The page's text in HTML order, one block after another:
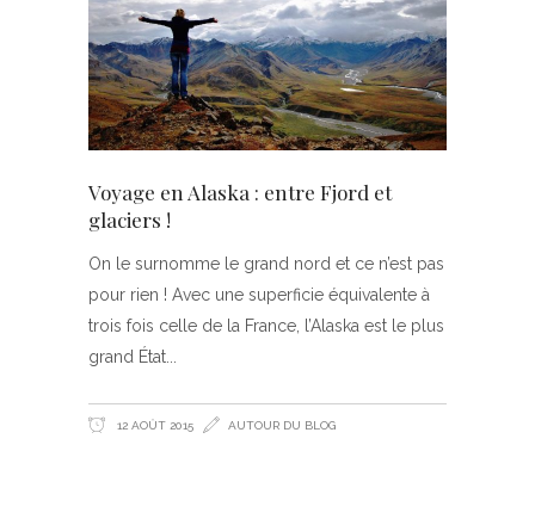
Voyage en Alaska : entre Fjord et
glaciers !
On le surnomme le grand nord et ce n’est pas
pour rien ! Avec une superficie équivalente à
trois fois celle de la France, l’Alaska est le plus
grand État
12 AOÛT 2015 AUTOUR DU BLOG